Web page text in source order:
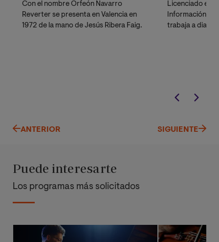
Con el nombre Orfeón Navarro
Reverter se presenta en Valencia en
1972 de la mano de Jesús Ribera Faig.
Licenciado en
Información
trabaja a diario
ANTERIOR SIGUIENTE
Puede interesarte
Los programas más solicitados